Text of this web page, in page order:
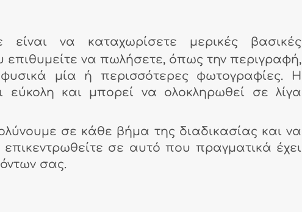
να καταχωρίσετε μερικές βασικές
επιθυμείτε να πωλήσετε, όπως την περιγραφή,
μία ή περισσότερες φωτογραφίες. Η
εύκολη και μπορεί να ολοκληρωθεί σε λίγα
σε κάθε βήμα της διαδικασίας και να
σε αυτό που πραγματικά έχει
σας.